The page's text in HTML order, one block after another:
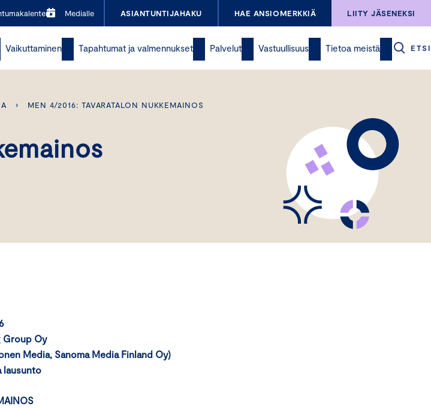
Medialle ASIANTUNTIJAHAKU HAE ANSIOMERKKIÄ LIITY JÄSENEKSI
Vaikuttaminen Tapahtumat ja valmennukset Palvelut Vastuullisuus Tietoa meistä ETSI
› MEN 4/2016: TAVARATALON NUKKEMAINOS
Group Oy
Media, Sanoma Media Finland Oy)